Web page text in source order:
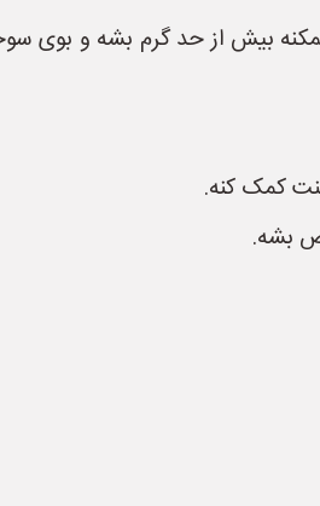
بیش از حد گرم بشه و بوی
کمک کنه.
بشه.